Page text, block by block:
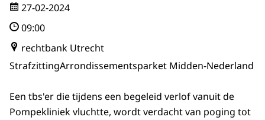
27-02-2024
09:00
rechtbank Utrecht
StrafzittingArrondissementsparket Midden-Nederland
Een tbs'er die tijdens een begeleid verlof vanuit de
Pompekliniek vluchtte, wordt verdacht van poging tot